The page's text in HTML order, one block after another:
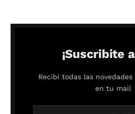
¡Suscribite
Recibí todas las
en tu mail